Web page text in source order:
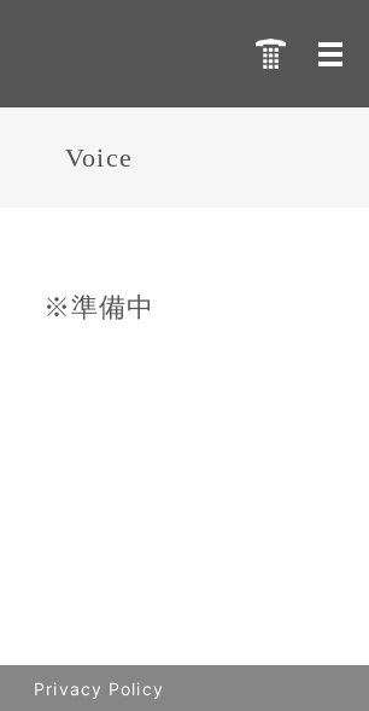
Voice
※準備中
Privacy Policy